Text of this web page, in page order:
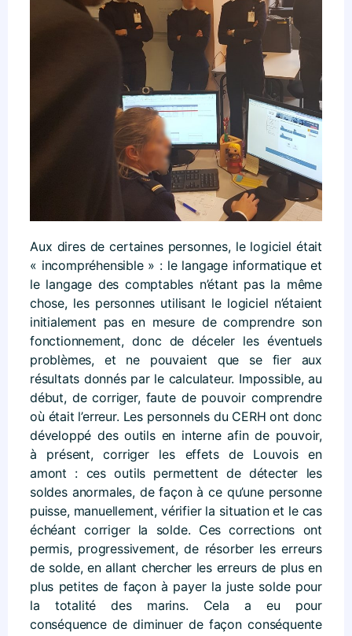
Aux dires de certaines personnes, le logiciel était
« incompréhensible » : le langage informatique et
le langage des comptables n’étant pas la même
chose, les personnes utilisant le logiciel n’étaient
initialement pas en mesure de comprendre son
fonctionnement, donc de déceler les éventuels
problèmes, et ne pouvaient que se fier aux
résultats donnés par le calculateur. Impossible, au
début, de corriger, faute de pouvoir comprendre
où était l’erreur. Les personnels du CERH ont donc
développé des outils en interne afin de pouvoir,
à présent, corriger les effets de Louvois en
amont : ces outils permettent de détecter les
soldes anormales, de façon à ce qu’une personne
puisse, manuellement, vérifier la situation et le cas
échéant corriger la solde. Ces corrections ont
permis, progressivement, de résorber les erreurs
de solde, en allant chercher les erreurs de plus en
plus petites de façon à payer la juste solde pour
la totalité des marins. Cela a eu pour
conséquence de diminuer de façon conséquente